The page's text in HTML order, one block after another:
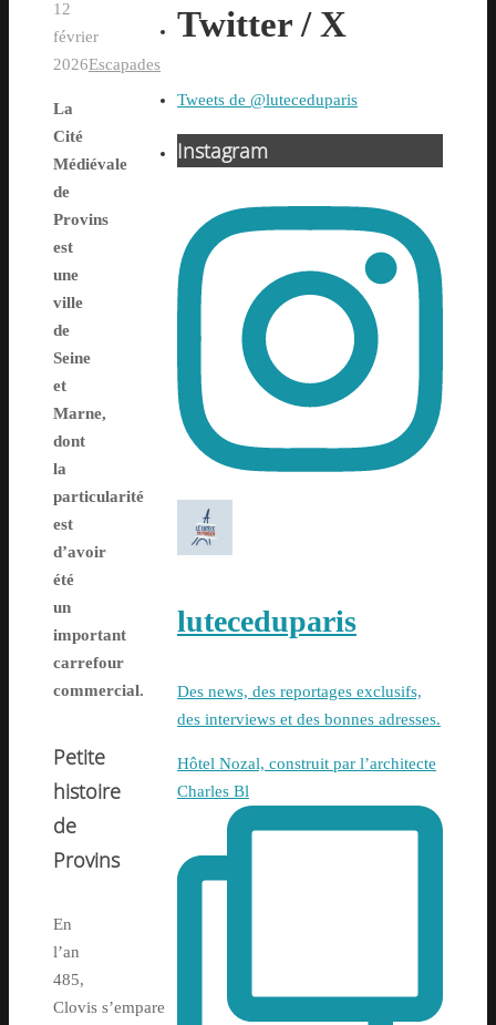
12
février
2026Escapades
La
Cité
Médiévale
de
Provins
est
une
ville
de
Seine
et
Marne,
dont
la
particularité
est
d’avoir
été
un
important
carrefour
commercial.
Petite
histoire
de
Provins
En
l’an
485,
Clovis s’empare
Twitter / X
Tweets de @luteceduparis
Instagram
luteceduparis
Des news, des reportages exclusifs,
des interviews et des bonnes adresses.
Hôtel Nozal, construit par l’architecte
Charles Bl